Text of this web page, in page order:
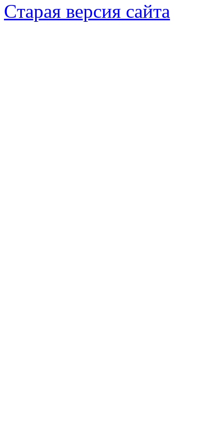
Cтарая версия сайта